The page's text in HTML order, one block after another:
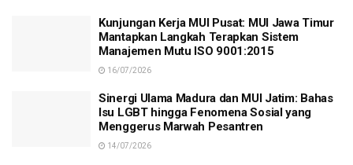
Kunjungan Kerja MUI Pusat: MUI Jawa Timur
Mantapkan Langkah Terapkan Sistem
Manajemen Mutu ISO 9001:2015
16/07/2026
Sinergi Ulama Madura dan MUI Jatim: Bahas
Isu LGBT hingga Fenomena Sosial yang
Menggerus Marwah Pesantren
14/07/2026